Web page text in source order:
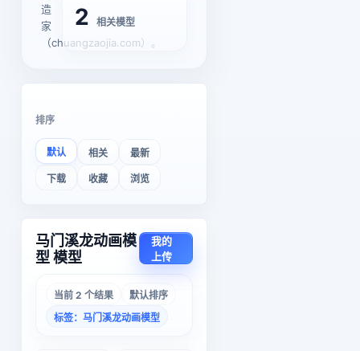
造
家
（chuangzaojia.com）。
2 相关模型
排序
默认 相关 最新
下载 收藏 浏览
马门溪龙动画模
型 模型
我的
上传
当前 2 个结果
默认排序
标签：马门溪龙动画模型